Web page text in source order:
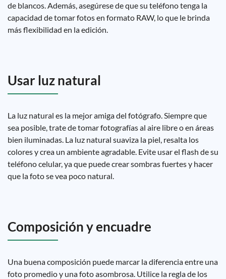
de blancos. Además, asegúrese de que su teléfono tenga la
capacidad de tomar fotos en formato RAW, lo que le brinda
más flexibilidad en la edición.
Usar luz natural
La luz natural es la mejor amiga del fotógrafo. Siempre que
sea posible, trate de tomar fotografías al aire libre o en áreas
bien iluminadas. La luz natural suaviza la piel, resalta los
colores y crea un ambiente agradable. Evite usar el flash de su
teléfono celular, ya que puede crear sombras fuertes y hacer
que la foto se vea poco natural.
Composición y encuadre
Una buena composición puede marcar la diferencia entre una
foto promedio y una foto asombrosa. Utilice la regla de los